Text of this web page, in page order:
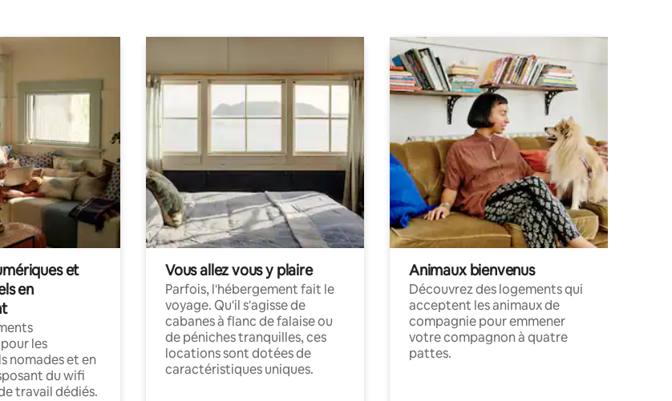
et
en
les
nomades et en
du wifi
travail dédiés.
Vous allez vous y plaire
Parfois, l'hébergement fait le
voyage. Qu'il s'agisse de
cabanes à flanc de falaise ou
de péniches tranquilles, ces
locations sont dotées de
caractéristiques uniques.
Animaux bienvenus
Découvrez des logements qui
acceptent les animaux de
compagnie pour emmener
votre compagnon à quatre
pattes.